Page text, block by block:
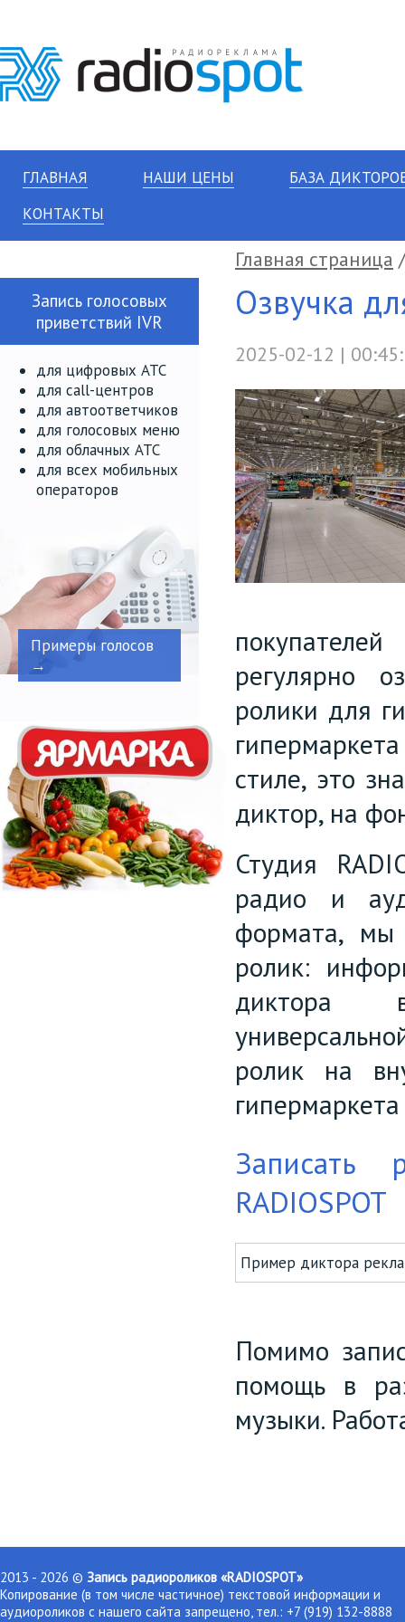
ГЛАВНАЯ НАШИ ЦЕНЫ
БАЗА
КОНТАКТЫ
Главная страница
Озвучка
2025-02-12 |
регулярно
ролики для
стиле, это
диктор, на
Студия
радио и
формата,
ролик:
диктора
ролик на
Записать
RADIOSPOT
Пример диктора
Помимо
помощь в
музыки.
Запись голосовых
приветствий IVR
для цифровых АТС
для call-центров
для автоответчиков
для голосовых меню
для облачных АТС
для всех мобильных
операторов
Примеры голосов
→
2013 - 2026 © Запись радиороликов «RADIOSPOT»
Копирование (в том числе частичное) текстовой информации и
аудиороликов с нашего сайта запрещено, тел.: +7 (919) 132-8888